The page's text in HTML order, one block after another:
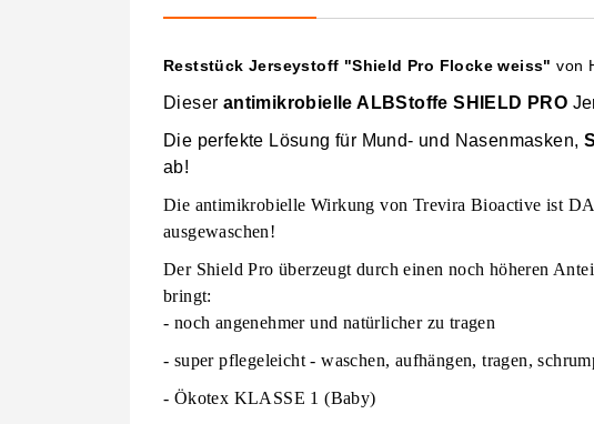
Reststück Jerseystoff "Shield Pro Flocke weiss" von
Dieser antimikrobielle ALBStoffe SHIELD PRO
Die perfekte Lösung für Mund- und Nasenmasken,
ab!
Die antimikrobielle Wirkung von Trevira Bioactive ist
ausgewaschen!
Der Shield Pro überzeugt durch einen noch höheren
bringt:
- noch angenehmer und natürlicher zu tragen
- super pflegeleicht - waschen, aufhängen, tragen,
- Ökotex KLASSE 1 (Baby)